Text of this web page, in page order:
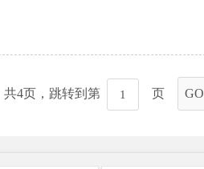
共4页，跳转到第 页 GO